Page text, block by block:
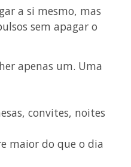
a si mesmo, mas
sem apagar o
apenas um. Uma
convites, noites
maior do que o dia